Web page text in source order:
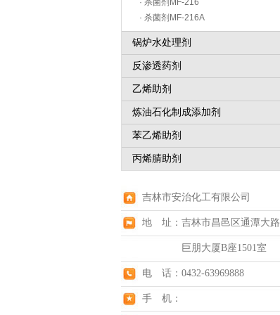
· 杀菌剂MF-216
· 杀菌剂MF-216A
锅炉水处理剂
反渗透药剂
乙烯助剂
炼油石化制成添加剂
苯乙烯助剂
丙烯腈助剂
吉林市安治化工有限公司
地 址：吉林市昌邑区通潭大路
巨朋大厦B座1501室
电 话：0432-63969888
手 机：